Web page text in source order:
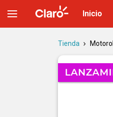
Inicio
Tienda
Moto Razr Fold: celular plegable |